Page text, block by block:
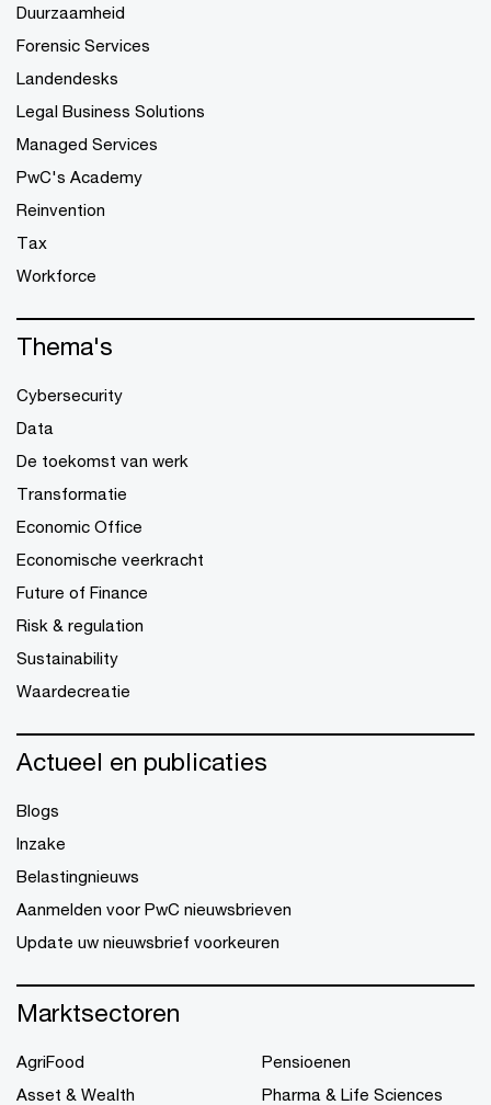
Duurzaamheid
Forensic Services
Landendesks
Legal Business Solutions
Managed Services
PwC's Academy
Reinvention
Tax
Workforce
Thema's
Cybersecurity
Data
De toekomst van werk
Transformatie
Economic Office
Economische veerkracht
Future of Finance
Risk & regulation
Sustainability
Waardecreatie
Actueel en publicaties
Blogs
Inzake
Belastingnieuws
Aanmelden voor PwC nieuwsbrieven
Update uw nieuwsbrief voorkeuren
Marktsectoren
AgriFood
Asset & Wealth
Pensioenen
Pharma & Life Sciences